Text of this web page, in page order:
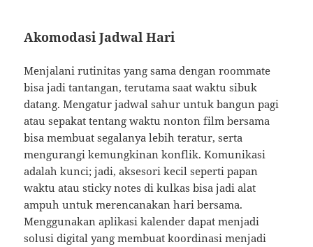
Akomodasi Jadwal Hari
Menjalani rutinitas yang sama dengan roommate
bisa jadi tantangan, terutama saat waktu sibuk
datang. Mengatur jadwal sahur untuk bangun pagi
atau sepakat tentang waktu nonton film bersama
bisa membuat segalanya lebih teratur, serta
mengurangi kemungkinan konflik. Komunikasi
adalah kunci; jadi, aksesori kecil seperti papan
waktu atau sticky notes di kulkas bisa jadi alat
ampuh untuk merencanakan hari bersama.
Menggunakan aplikasi kalender dapat menjadi
solusi digital yang membuat koordinasi menjadi